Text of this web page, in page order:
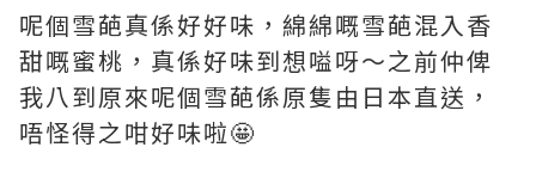
呢個雪葩真係好好味，綿綿嘅雪葩混入香
甜嘅蜜桃，真係好味到想嗌呀～之前仲俾
我八到原來呢個雪葩係原隻由日本直送，
唔怪得之咁好味啦🤩